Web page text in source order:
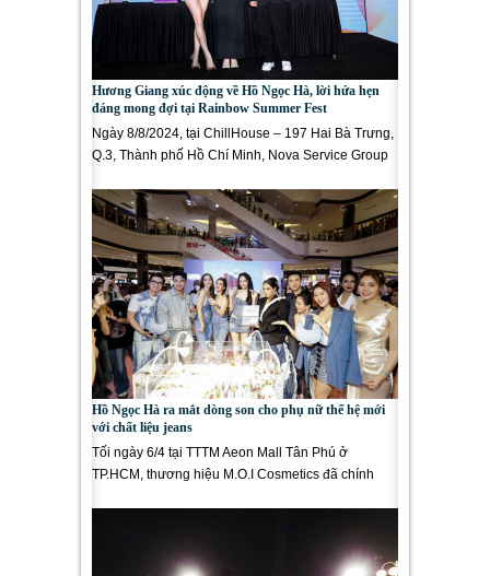
Hương Giang xúc động về Hồ Ngọc Hà, lời hứa hẹn
đáng mong đợi tại Rainbow Summer Fest
Ngày 8/8/2024, tại ChillHouse – 197 Hai Bà Trưng,
Q.3, Thành phố Hồ Chí Minh, Nova Service Group
Hồ Ngọc Hà ra mắt dòng son cho phụ nữ thế hệ mới
với chất liệu jeans
Tối ngày 6/4 tại TTTM Aeon Mall Tân Phú ở
TP.HCM, thương hiệu M.O.I Cosmetics đã chính